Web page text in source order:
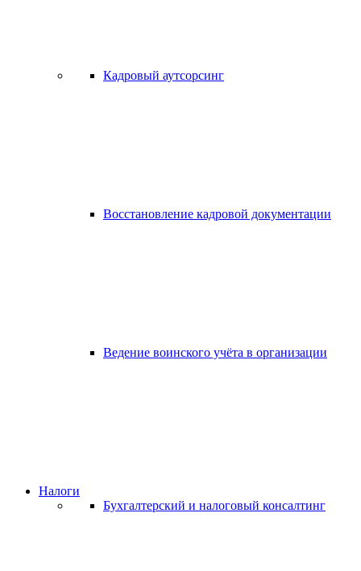
Кадровый аутсорсинг
Восстановление кадровой документации
Ведение воинского учёта в организации
Налоги
Бухгалтерский и налоговый консалтинг